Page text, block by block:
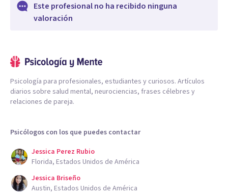
Este profesional no ha recibido ninguna
valoración
Psicología para profesionales, estudiantes y curiosos. Artículos
diarios sobre salud mental, neurociencias, frases célebres y
relaciones de pareja.
Psicólogos con los que puedes contactar
Jessica Perez Rubio
Florida, Estados Unidos de América
Jessica Briseño
Austin, Estados Unidos de América